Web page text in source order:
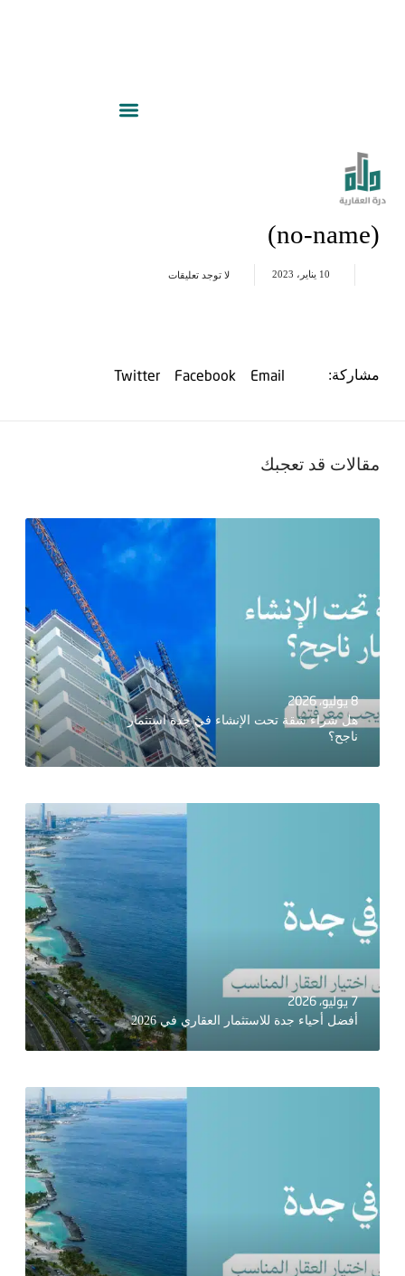
(no-name)
10 يناير، 2023 لا توجد تعليقات
مشاركة: Email
Facebook
Twitter
مقالات قد تعجبك
8 يوليو، 2026
هل شراء شقة تحت الإنشاء في جدة استثمار
ناجح؟
7 يوليو، 2026
أفضل أحياء جدة للاستثمار العقاري في 2026